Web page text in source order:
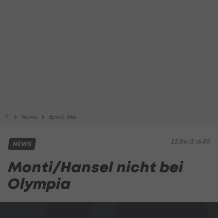
News Sport-Mix
22.06.12 16:50
NEWS
Monti/Hansel nicht bei
Olympia